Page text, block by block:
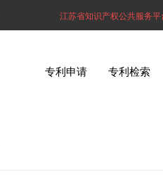
江苏省知识产权公共服务平
专利申请 专利检索